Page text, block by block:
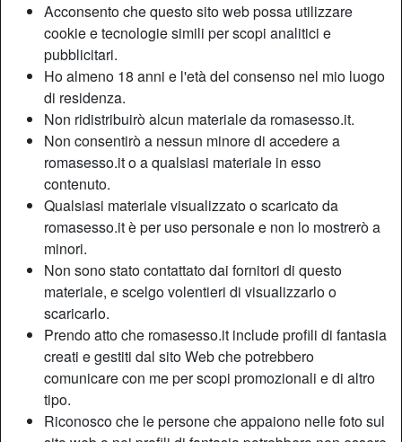
Acconsento che questo sito web possa utilizzare
cookie e tecnologie simili per scopi analitici e
pubblicitari.
Ho almeno 18 anni e l'età del consenso nel mio luogo
di residenza.
Non ridistribuirò alcun materiale da romasesso.it.
Non consentirò a nessun minore di accedere a
romasesso.it o a qualsiasi materiale in esso
contenuto.
Qualsiasi materiale visualizzato o scaricato da
romasesso.it è per uso personale e non lo mostrerò a
minori.
Non sono stato contattato dai fornitori di questo
materiale, e scelgo volentieri di visualizzarlo o
scaricarlo.
Prendo atto che romasesso.it include profili di fantasia
creati e gestiti dal sito Web che potrebbero
comunicare con me per scopi promozionali e di altro
tipo.
Riconosco che le persone che appaiono nelle foto sul
Nickname:
FarfallinaCoti
Età:
27
Paese:
Provincia:
Roma
Sesso:
Sessualità:
Etero
Relazione:
Single
Colore dei capelli:
Castana
Colore degli occhi:
Depilata:
Sì